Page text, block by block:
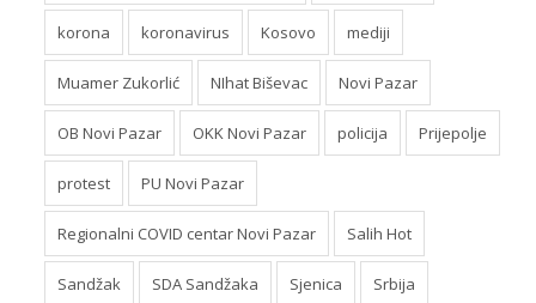
korona koronavirus Kosovo mediji
Muamer Zukorlić NIhat Biševac Novi Pazar
OB Novi Pazar OKK Novi Pazar policija Prijepolje
protest PU Novi Pazar
Regionalni COVID centar Novi Pazar Salih Hot
Sandžak SDA Sandžaka Sjenica Srbija